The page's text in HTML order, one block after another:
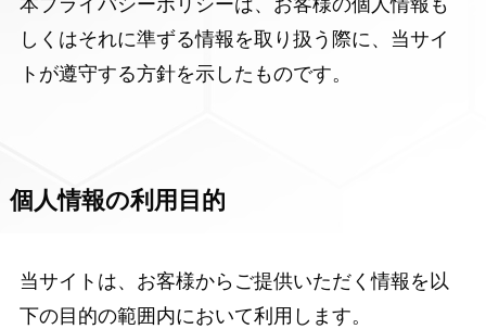
本プライバシーポリシーは、お客様の個人情報も
しくはそれに準ずる情報を取り扱う際に、当サイ
トが遵守する方針を示したものです。
個人情報の利用目的
当サイトは、お客様からご提供いただく情報を以
下の目的の範囲内において利用します。